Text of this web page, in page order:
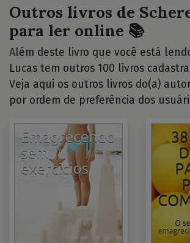
Outros livros de
para ler online 📚
Além deste livro que você está
Lucas tem outros 100 livros
Veja aqui os outros livros do(a)
por ordem de preferência dos